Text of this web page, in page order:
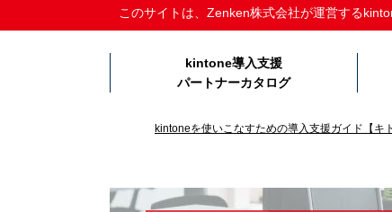
このサイトは、Zenken株式会社が運営する
kintone導入支援
パートナーカタログ
kintoneを使いこなすための導入支援ガイド【キ